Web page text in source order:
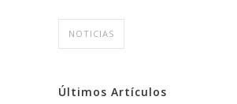
NOTICIAS
Últimos Artículos